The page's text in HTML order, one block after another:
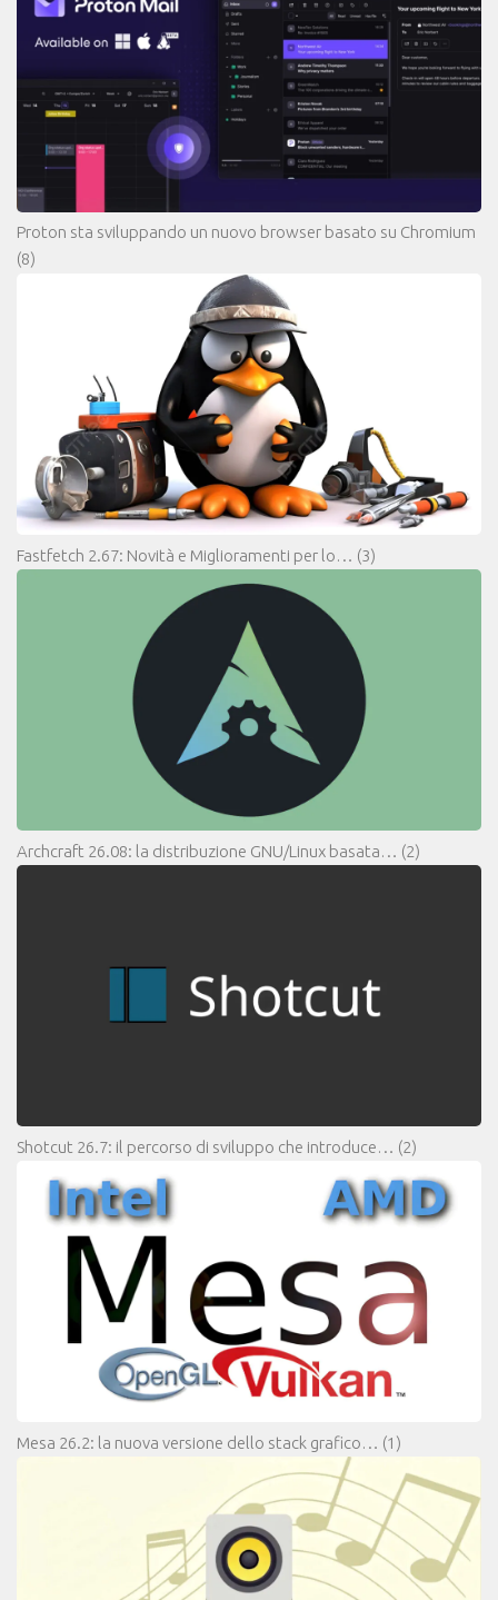
Proton sta sviluppando un nuovo browser basato su Chromium
(8)
Fastfetch 2.67: Novità e Miglioramenti per lo… (3)
Archcraft 26.08: la distribuzione GNU/Linux basata… (2)
Shotcut 26.7: il percorso di sviluppo che introduce… (2)
Mesa 26.2: la nuova versione dello stack grafico… (1)